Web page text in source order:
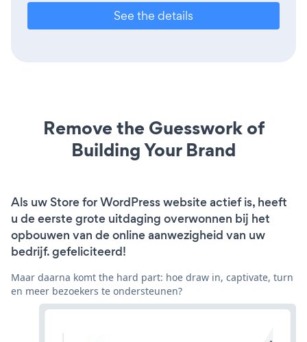
See the details
Remove the Guesswork of
Building Your Brand
Als uw Store for WordPress website actief is, heeft
u de eerste grote uitdaging overwonnen bij het
opbouwen van de online aanwezigheid van uw
bedrijf. gefeliciteerd!
Maar daarna komt the hard part: hoe draw in, captivate, turn
en meer bezoekers te ondersteunen?